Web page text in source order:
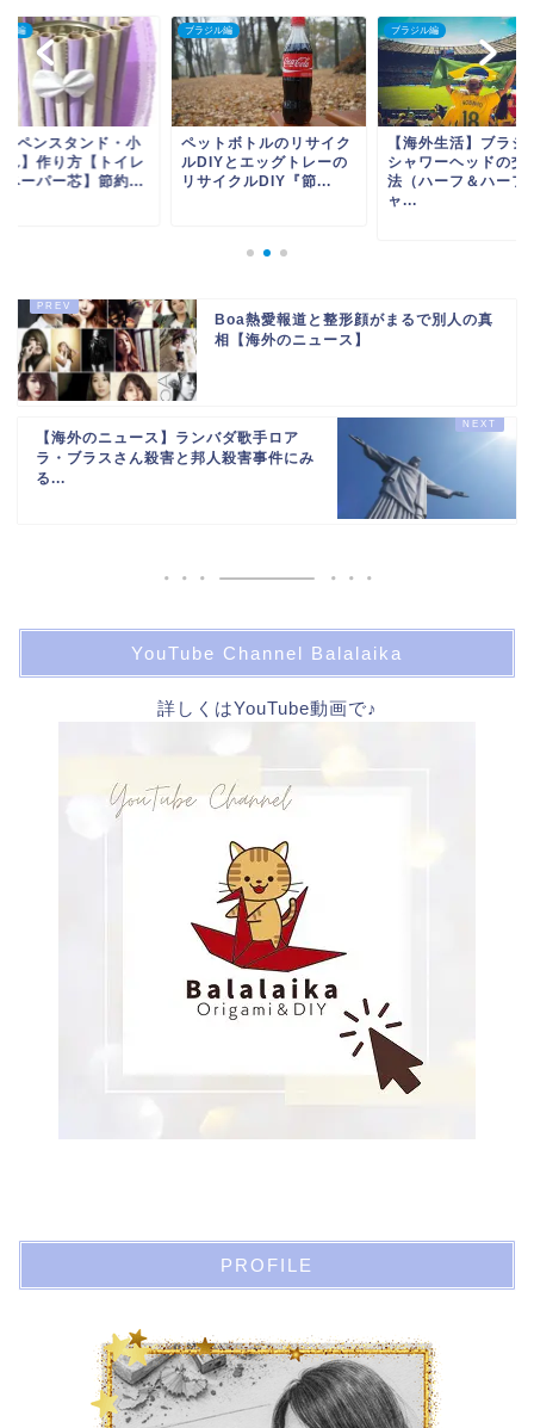
ル編
ペンスタンド・小
れ】作り方【トイレ
ペーパー芯】節約...
ブラジル編
ペットボトルのリサイク
ルDIYとエッグトレーの
リサイクルDIY『節...
ブラジル編
【海外生活】ブラジ
シャワーヘッドの交
法（ハーフ＆ハーフ
ャ...
Boa熱愛報道と整形顔がまるで別人の真
相【海外のニュース】
【海外のニュース】ランバダ歌手ロア
ラ・ブラスさん殺害と邦人殺害事件にみ
る...
YouTube Channel Balalaika
詳しくはYouTube動画で♪
PROFILE